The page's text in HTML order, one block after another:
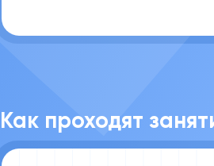
Как проходят